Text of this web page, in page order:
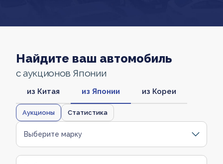
Найдите ваш автомобиль
с аукционов Японии
из Китая из Японии из Кореи
Аукционы Статистика
Выберите марку